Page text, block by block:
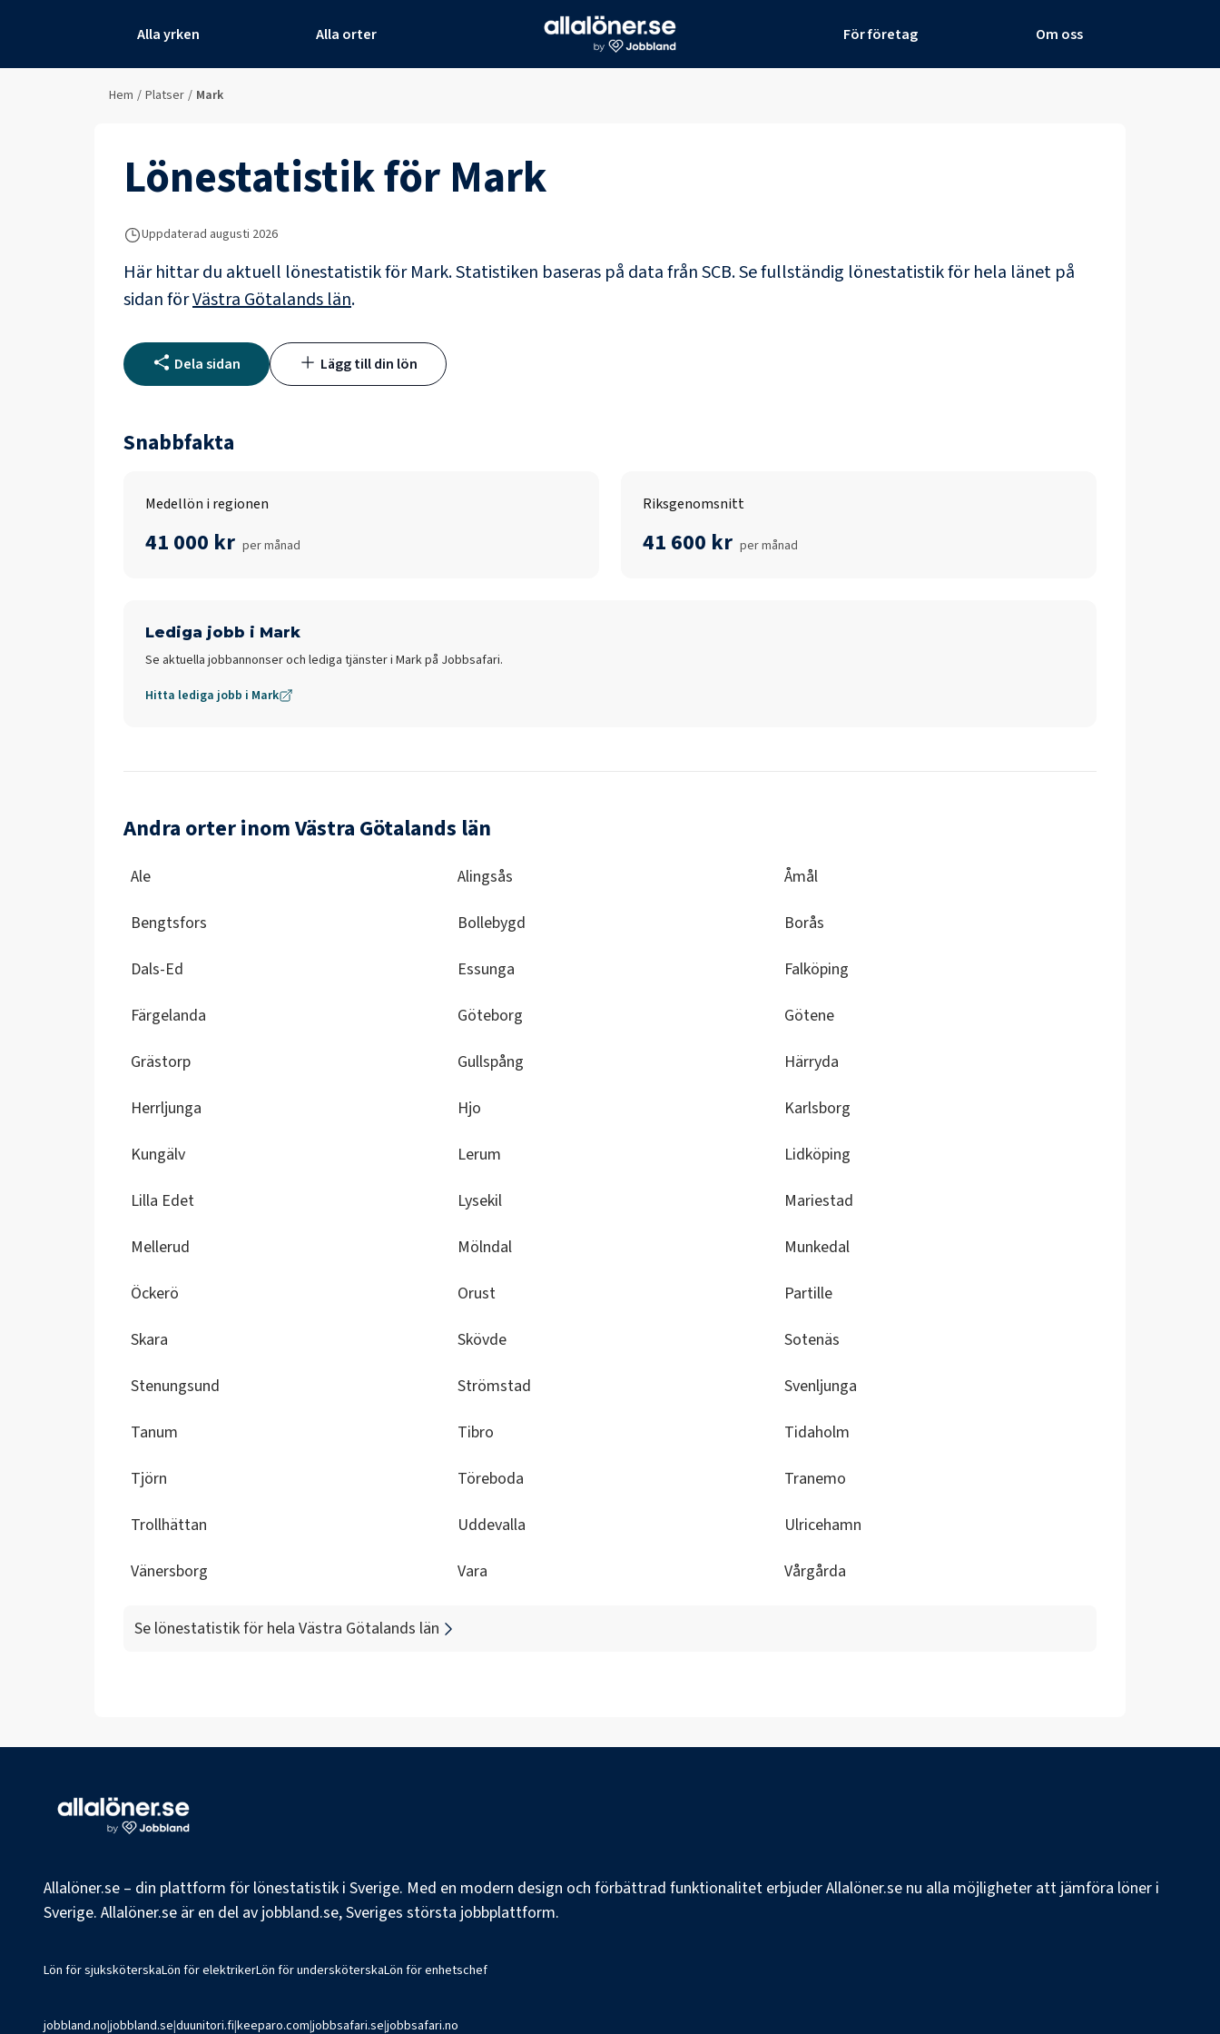
Alla yrken Alla orter För företag Om oss
Hem / Platser / Mark
Lönestatistik för Mark
Uppdaterad augusti 2026
Här hittar du aktuell lönestatistik för Mark. Statistiken baseras på data från SCB.Se fullständig lönestatistik för hela länet på
sidan förVästra Götalands län.
Dela sidan Lägg till din lön
Snabbfakta
Medellön i regionen
41 000 kr per månad
Riksgenomsnitt
41 600 kr per månad
Lediga jobb i Mark
Se aktuella jobbannonser och lediga tjänster i Markpå Jobbsafari.
Hitta lediga jobb i Mark
Andra orter inom Västra Götalands län
Ale Alingsås Åmål
Bengtsfors Bollebygd Borås
Dals-Ed Essunga Falköping
Färgelanda Göteborg Götene
Grästorp Gullspång Härryda
Herrljunga Hjo Karlsborg
Kungälv Lerum Lidköping
Lilla Edet Lysekil Mariestad
Mellerud Mölndal Munkedal
Öckerö Orust Partille
Skara Skövde Sotenäs
Stenungsund Strömstad Svenljunga
Tanum Tibro Tidaholm
Tjörn Töreboda Tranemo
Trollhättan Uddevalla Ulricehamn
Vänersborg Vara Vårgårda
Se lönestatistik för hela Västra Götalands län
Allalöner.se – din plattform för lönestatistik i Sverige. Med en modern design och förbättrad funktionalitet erbjuder Allalöner.se nu alla möjligheter att jämföra löner i
Sverige. Allalöner.se är en del av jobbland.se, Sveriges största jobbplattform.
Lön för sjuksköterskaLön för elektrikerLön för undersköterskaLön för enhetschef
jobbland.no|jobbland.se|duunitori.fi|keeparo.com|jobbsafari.se|jobbsafari.no